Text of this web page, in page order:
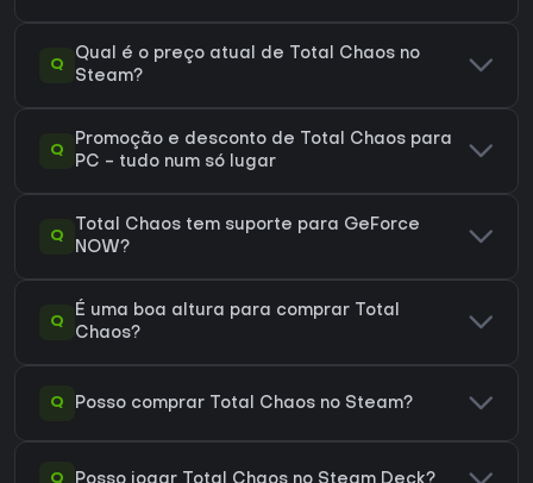
Q
Qual é o preço atual de Total Chaos no
Steam?
Q
Promoção e desconto de Total Chaos para
PC - tudo num só lugar
Q
Total Chaos tem suporte para GeForce
NOW?
Q
É uma boa altura para comprar Total
Chaos?
Q Posso comprar Total Chaos no Steam?
Q Posso jogar Total Chaos no Steam Deck?